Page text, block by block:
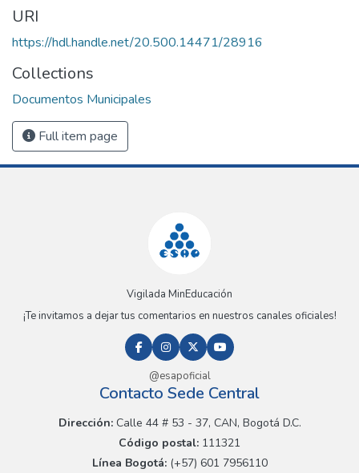
URI
https://hdl.handle.net/20.500.14471/28916
Collections
Documentos Municipales
Full item page
Vigilada MinEducación
¡Te invitamos a dejar tus comentarios en nuestros canales oficiales!
@esapoficial
Contacto Sede Central
Dirección:Calle 44 # 53 - 37, CAN, Bogotá D.C.
Código postal: 111321
Línea Bogotá:(+57) 601 7956110